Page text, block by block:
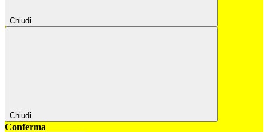
Chiudi
Chiudi
Conferma